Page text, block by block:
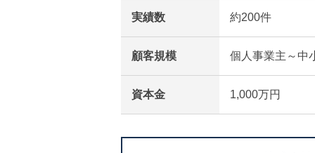
実績数 約200件
顧客規模 個人事業主～中
資本金 1,000万円